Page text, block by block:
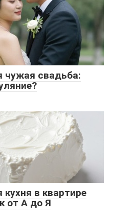
чужая свадьба:
кухня в квартире
от А до Я